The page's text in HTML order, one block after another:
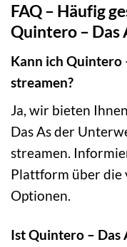
FAQ – Häufig
Quintero – Das
Kann ich Quintero
streamen?
Ja, wir bieten
Das As der
streamen.
Plattform über die
Optionen.
Ist Quintero – Das